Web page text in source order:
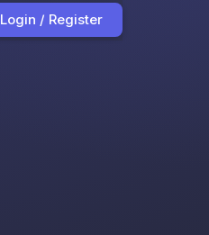
Login / Register